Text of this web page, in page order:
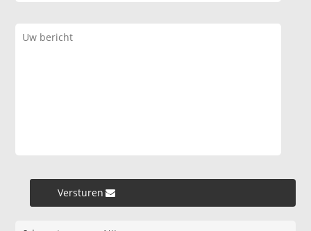
Versturen »